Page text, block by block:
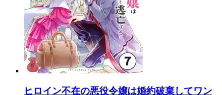
ヒロイン不在の悪役令嬢は婚約破棄してワン